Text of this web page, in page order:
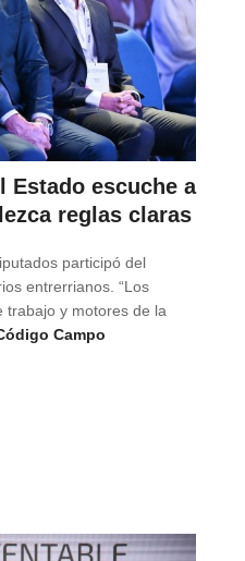
Estado escuche a
reglas claras
participó del
entrerrianos. “Los
trabajo y motores de la
Campo